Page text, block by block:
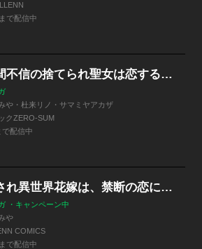
で配信中
人間不信の捨てられ聖女は恋する心を見ないふり 【連載版】
や・杜来リノ・サマミヤアカザ
クZERO-SUM
で配信中
愛され異世界花嫁は、禁断の恋に身を焦がす。
・キャンペーン中
や
COMICS
で配信中